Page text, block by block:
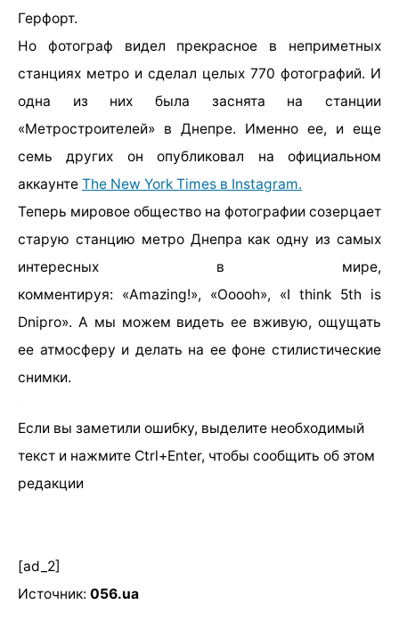
Герфорт.
Но фотограф видел прекрасное в неприметных
станциях метро и сделал целых 770 фотографий. И
одна из них была заснята на станции
«Метростроителей» в Днепре. Именно ее, и еще
семь других он опубликовал на официальном
аккаунте The New York Times в Instagram.
Теперь мировое общество на фотографии созерцает
старую станцию метро Днепра как одну из самых
интересных в мире,
комментируя: «Amazing!», «Ooooh», «I think 5th is
Dnipro». А мы можем видеть ее вживую, ощущать
ее атмосферу и делать на ее фоне стилистические
снимки.
Если вы заметили ошибку, выделите необходимый
текст и нажмите Ctrl+Enter, чтобы сообщить об этом
редакции
[ad_2]
Источник: 056.ua